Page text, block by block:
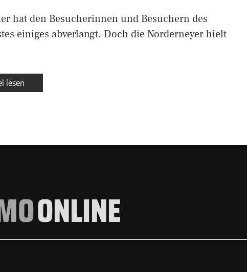
hat den Besucherinnen und Besuchern des
einiges abverlangt. Doch die Norderneyer hielt
lesen
ONLINE